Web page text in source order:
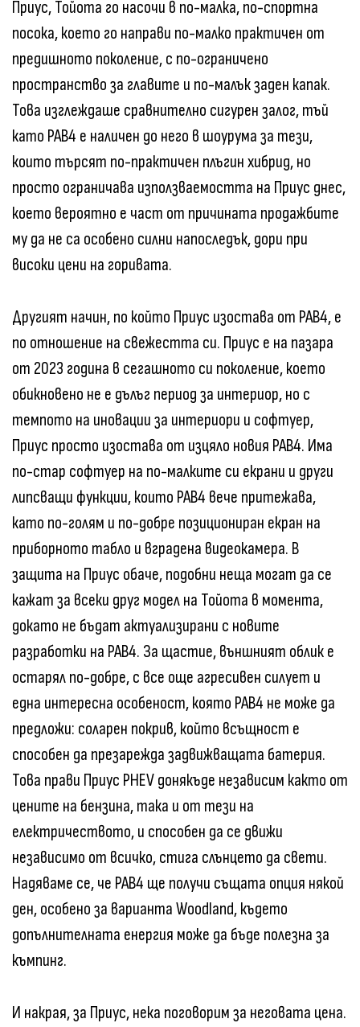
Приус, Тойота го насочи в по-малка, по-спортна
посока, което го направи по-малко практичен от
предишното поколение, с по-ограничено
пространство за главите и по-малък заден капак.
Това изглеждаше сравнително сигурен залог, тъй
като РАВ4 е наличен до него в шоурума за тези,
които търсят по-практичен плъгин хибрид, но
просто ограничава използваемостта на Приус днес,
което вероятно е част от причината продажбите
му да не са особено силни напоследък, дори при
високи цени на горивата.
Другият начин, по който Приус изостава от РАВ4, е
по отношение на свежестта си. Приус е на пазара
от 2023 година в сегашното си поколение, което
обикновено не е дълъг период за интериор, но с
темпото на иновации за интериори и софтуер,
Приус просто изостава от изцяло новия РАВ4. Има
по-стар софтуер на по-малките си екрани и други
липсващи функции, които РАВ4 вече притежава,
като по-голям и по-добре позициониран екран на
приборното табло и вградена видеокамера. В
защита на Приус обаче, подобни неща могат да се
кажат за всеки друг модел на Тойота в момента,
докато не бъдат актуализирани с новите
разработки на РАВ4. За щастие, външният облик е
остарял по-добре, с все още агресивен силует и
една интересна особеност, която РАВ4 не може да
предложи: соларен покрив, който всъщност е
способен да презарежда задвижващата батерия.
Това прави Приус PHEV донякъде независим както от
цените на бензина, така и от тези на
електричеството, и способен да се движи
независимо от всичко, стига слънцето да свети.
Надяваме се, че РАВ4 ще получи същата опция някой
ден, особено за варианта Woodland, където
допълнителната енергия може да бъде полезна за
къмпинг.
И накрая, за Приус, нека поговорим за неговата цена.